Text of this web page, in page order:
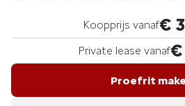
Koopprijs vanaf€
Private lease vanaf€
Proefrit